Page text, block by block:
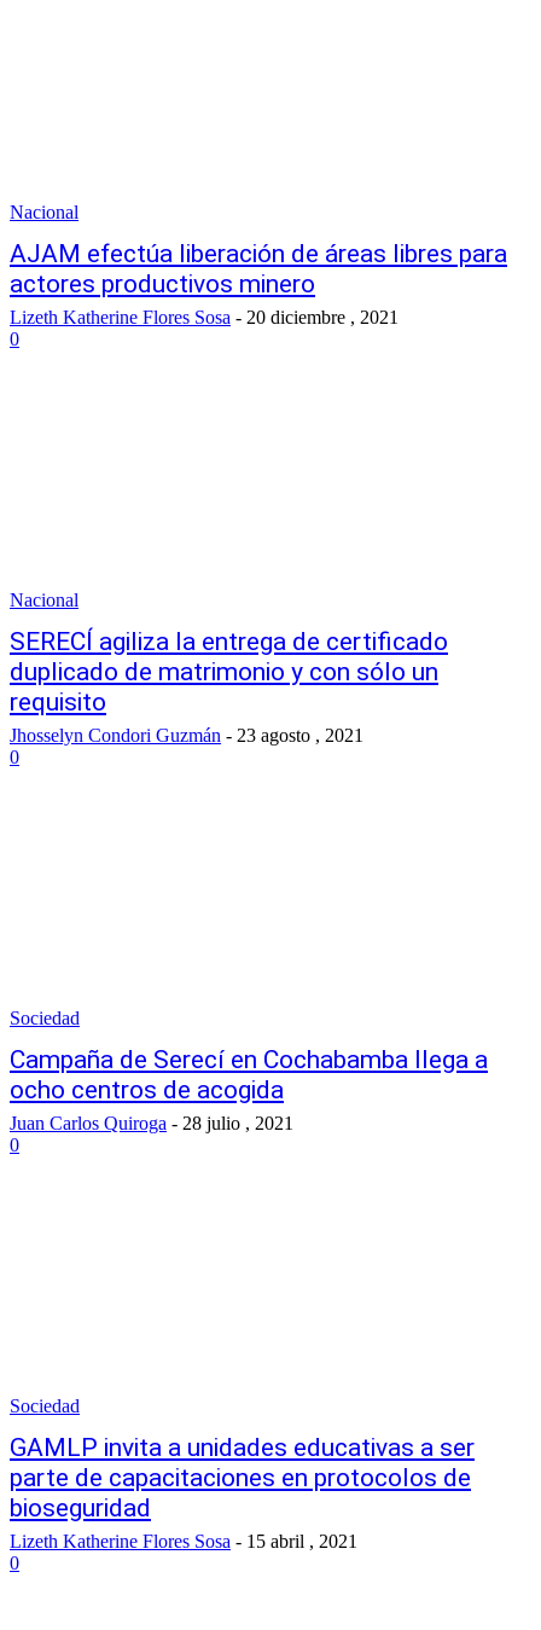
Nacional
AJAM efectúa liberación de áreas libres para
actores productivos minero
Lizeth Katherine Flores Sosa - 20 diciembre , 2021
0
Nacional
SERECÍ agiliza la entrega de certificado
duplicado de matrimonio y con sólo un
requisito
Jhosselyn Condori Guzmán - 23 agosto , 2021
0
Sociedad
Campaña de Serecí en Cochabamba llega a
ocho centros de acogida
Juan Carlos Quiroga - 28 julio , 2021
0
Sociedad
GAMLP invita a unidades educativas a ser
parte de capacitaciones en protocolos de
bioseguridad
Lizeth Katherine Flores Sosa - 15 abril , 2021
0